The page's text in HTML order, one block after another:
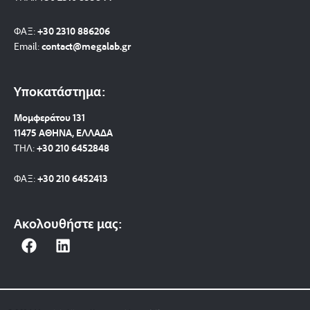
ΦΑΞ:+30 2310 886206
Email:contact@megalab.gr
Υποκατάστημα:
Μομφεράτου 131
11475 ΑΘΗΝΑ, ΕΛΛΑΔΑ
ΤΗΛ:+30 210 6452848
ΦΑΞ:+30 210 6452413
Ακολουθήστε μας:
F
e
L
k